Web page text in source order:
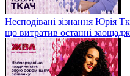
Несподівані зізнання Юрія
що витратив останні